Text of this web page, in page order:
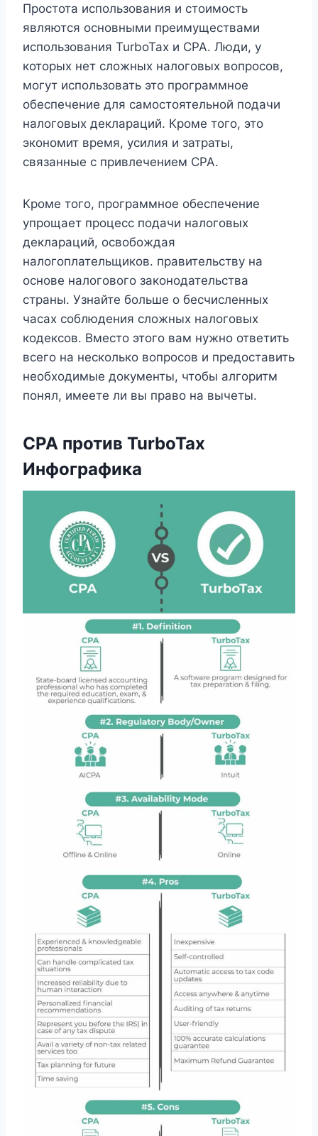
Простота использования и стоимость
являются основными преимуществами
использования TurboTax и CPA. Люди, у
которых нет сложных налоговых вопросов,
могут использовать это программное
обеспечение для самостоятельной подачи
налоговых деклараций. Кроме того, это
экономит время, усилия и затраты,
связанные с привлечением CPA.
Кроме того, программное обеспечение
упрощает процесс подачи налоговых
деклараций, освобождая
налогоплательщиков. правительству на
основе налогового законодательства
страны. Узнайте больше о бесчисленных
часах соблюдения сложных налоговых
кодексов. Вместо этого вам нужно ответить
всего на несколько вопросов и предоставить
необходимые документы, чтобы алгоритм
понял, имеете ли вы право на вычеты.
CPA против TurboTax
Инфографика